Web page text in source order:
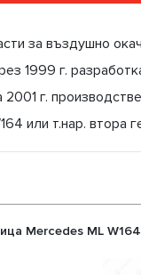
за въздушно
1999 г.
2001 г.
или т.нар. втора
части за
за
производители.
Mercedes ML